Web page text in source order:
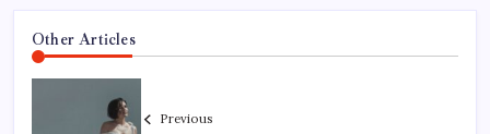
Other Articles
Previous